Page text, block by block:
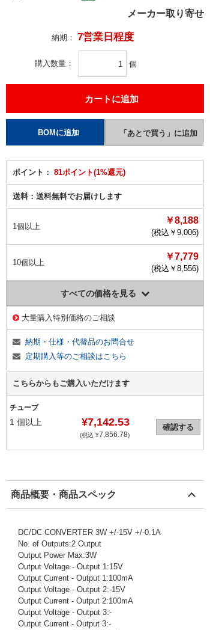
メーカー取り寄せ
納期： 7営業日程度
購入数量 個
ポイント： 81ポイント(1%還元)
送料： 送料無料でお届けします
1個以上
￥8,188
(税込￥ 9,006)
10個以上
￥7,779
(税込￥ 8,556)
すべての価格を見る
大量購入特別価格のご相談
納期・仕様・代替品のお問合せ
定期購入等のご相談はこちら
こちらからもご購入いただけます
チューブ
1 個以上 ¥7,142.53
(税込 ¥7,856.78)
確認する
商品概要・商品スペック
DC/DC CONVERTER 3W +/-15V +/-0.1A
No. of Outputs:2 Output
Output Power Max:3W
Output Voltage - Output 1:15V
Output Current - Output 1:100mA
Output Voltage - Output 2:-15V
Output Current - Output 2:100mA
Output Voltage - Output 3:-
Output Current - Output 3:-